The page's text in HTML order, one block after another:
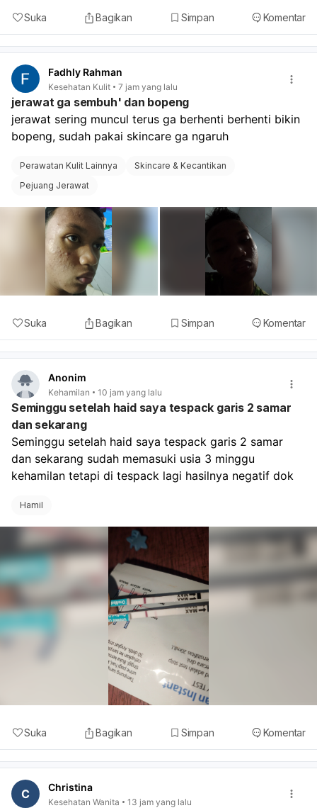
Suka Bagikan Simpan Komentar
Fadhly Rahman
Kesehatan Kulit 7 jam yang lalu
jerawat ga sembuh' dan bopeng
jerawat sering muncul terus ga berhenti berhenti bikin
bopeng, sudah pakai skincare ga ngaruh
Perawatan Kulit Lainnya
Skincare & Kecantikan
Pejuang Jerawat
Suka Bagikan Simpan Komentar
Anonim
Kehamilan 10 jam yang lalu
Seminggu setelah haid saya tespack garis 2 samar
dan sekarang
Seminggu setelah haid saya tespack garis 2 samar
dan sekarang sudah memasuki usia 3 minggu
kehamilan tetapi di tespack lagi hasilnya negatif dok
Hamil
Suka Bagikan Simpan Komentar
C Christina
Kesehatan Wanita 13 jam yang lalu